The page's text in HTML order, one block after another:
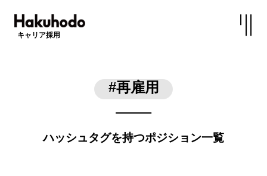
キャリア採用
#再雇用
ハッシュタグを持つポジション一覧